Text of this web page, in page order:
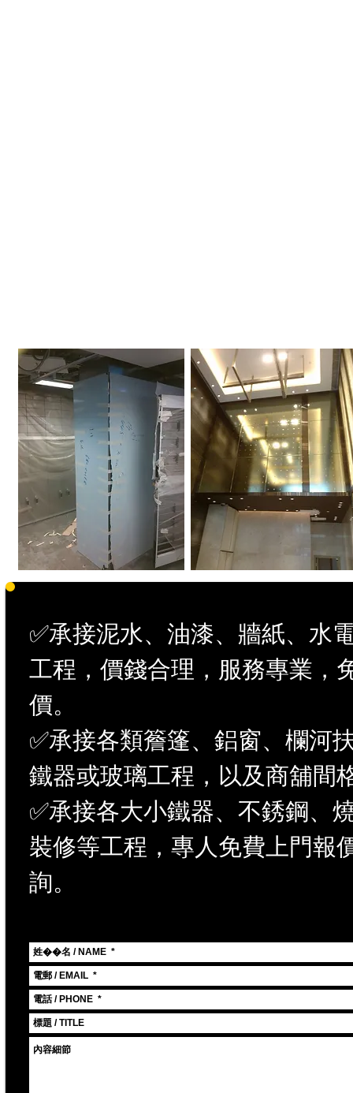
✅承接泥水、油漆、牆紙、水
工程，價錢合理，服務專業，
價。
✅承接各類簷篷、鋁窗、欄河
鐵器或玻璃工程，以及商舖間
✅承接各大小鐵器、不銹鋼、
裝修等工程，專人免費上門報
詢。